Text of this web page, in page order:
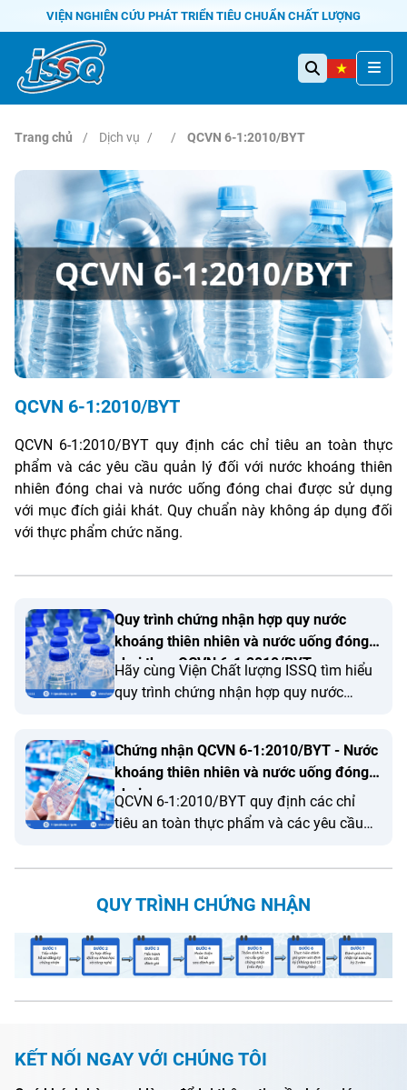
VIỆN NGHIÊN CỨU PHÁT TRIỂN TIÊU CHUẨN CHẤT LƯỢNG
Trang chủ Dịch vụ QCVN 6-1:2010/BYT
QCVN 6-1:2010/BYT
QCVN 6-1:2010/BYT quy định các chỉ tiêu an toàn thực
phẩm và các yêu cầu quản lý đối với nước khoáng thiên
nhiên đóng chai và nước uống đóng chai được sử dụng
với mục đích giải khát. Quy chuẩn này không áp dụng đối
với thực phẩm chức năng.
Quy trình chứng nhận hợp quy nước
khoáng thiên nhiên và nước uống đóng
chai theo QCVN 6-1:2010/BYT
Hãy cùng Viện Chất lượng ISSQ tìm hiểu
quy trình chứng nhận hợp quy nước
viết dưới đây.
Chứng nhận QCVN 6-1:2010/BYT - Nước
khoáng thiên nhiên và nước uống đóng
chai
QCVN 6-1:2010/BYT quy định các chỉ
tiêu an toàn thực phẩm và các yêu cầu
đóng chai và nước uống đóng chai được
chuẩn này không áp dụng đối với thực
phẩm chức năng.
QUY TRÌNH CHỨNG NHẬN
KẾT NỐI NGAY VỚI CHÚNG TÔI